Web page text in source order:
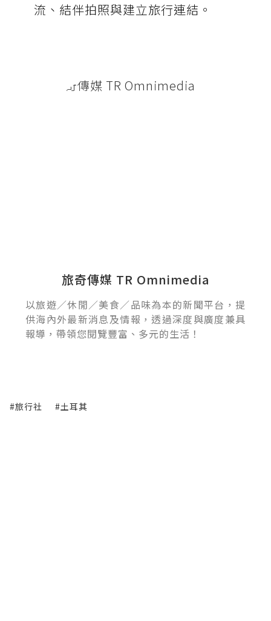
流、結伴拍照與建立旅行連結。
旅奇傳媒 TR Omnimedia
以旅遊／休閒／美食／品味為本的新聞平台，提
供海內外最新消息及情報，透過深度與廣度兼具
報導，帶領您閱覽豐富、多元的生活！
#旅行社 #土耳其